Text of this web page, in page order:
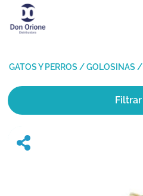
GATOS Y PERROS /GOLOSINAS /
Filtrar